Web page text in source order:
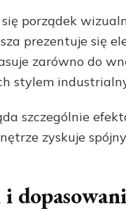
porządek
prezentuje się
zarówno do
stylem
szczególnie
zyskuje